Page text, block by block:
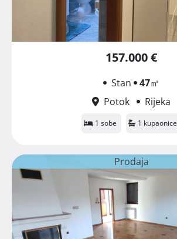
157.000 €
Stan 47㎡
Potok
Rijeka
1 sobe 1 kupaonice
Prodaja